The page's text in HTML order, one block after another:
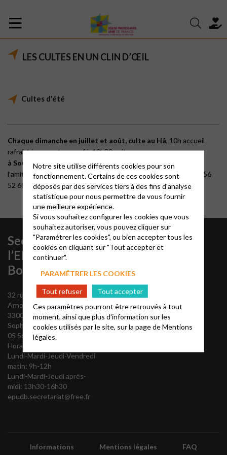
LES CULTES EN UN CLIN D’ŒIL
Cultes d'été
Chaque dimanche en juillet et août, culte au Hâ, 10h accueil
rafraîchissements ou café, 10h30 culte.
à Soulac-sur-Mer
, 10h30 accueil, 11h culte
l’amitié. Pour un co voiturage adressez-vous au secrétariat 05 56
52 60 47
Secrétariat de
l’EPU de
Bordeaux
32 rue du Commandant
Arnould
33000 Bordeaux
Sophie-Christine Audibert
05 56 52 60 47
Horaires d’ouverture:
Lundi-Mardi-Jeudi-Vendredi
matin: 9h-12h
Lundi-Mardi-Jeudi après-
midi: 13h30-16h30
epudb.secretariat@free.fr
Informations Mentions légales FAQ
Notre site utilise différents cookies pour son
fonctionnement. Certains de ces cookies sont
déposés par des services tiers à des fins d'analyse
statistique pour nous permettre de vous fournir
une meilleure expérience.
Si vous souhaitez configurer les cookies que vous
souhaitez autoriser, vous pouvez cliquer sur
"Paramétrer les cookies", ou bien accepter tous les
cookies en cliquant sur "Tout accepter et
continuer".
PARAMÉTRER LES COOKIES
Tout refuser
Tout accepter
Ces paramètres pourront être retrouvés à tout
moment, ainsi que plus d'information sur les
cookies utilisés par le site, sur la page deMentions
légales.